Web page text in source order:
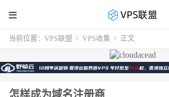
当前位置： VPS联盟 > VPS收集 > 正文
怎样成为域名注册商